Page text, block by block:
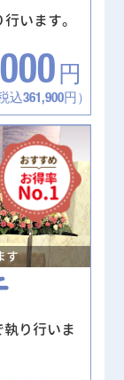
います。
円
込361,900円）
す
り行いま